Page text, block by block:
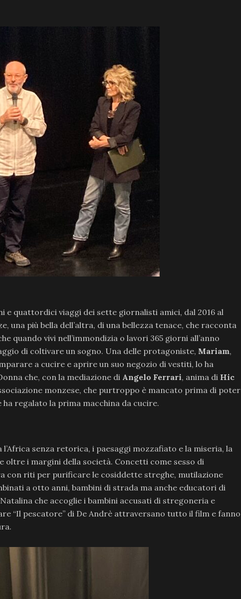
quattordici viaggi dei sette giornalisti amici, dal 2016 al
una più bella dell’altra, di una bellezza tenace, che racconta
quando vivi nell’immondizia o lavori 365 giorni all’anno
di coltivare un sogno. Una delle protagoniste, Mariam,
a cucire e aprire un suo negozio di vestiti, lo ha
che, con la mediazione di Angelo Ferrari, anima di Hic
monzese, che purtroppo è mancato prima di poter
regalato la prima macchina da cucire.
senza retorica, i paesaggi mozzafiato e la miseria, la
oltre i margini della società. Concetti come sesso di
con riti per purificare le cosiddette streghe, mutilazione
a otto anni, bambini di strada ma anche educatori di
che accoglie i bambini accusati di stregoneria e
“Il pescatore” di De Andrè attraversano tutto il film e fanno